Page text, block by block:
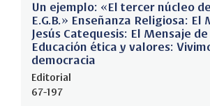
Un ejemplo: «El tercer núcleo
E.G.B.» Enseñanza Religiosa: El
Jesús Catequesis: El Mensaje de
Educación ética y valores:
democracia
Editorial
67-197